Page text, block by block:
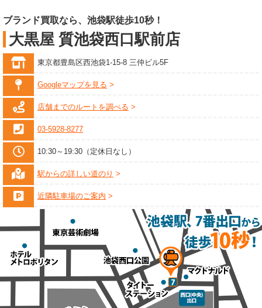
ブランド買取なら、池袋駅徒歩10秒！
大黒屋 質池袋西口駅前店
東京都豊島区西池袋1-15-8 三仲ビル5F
Googleマップを見る
店舗までのルートを調べる
03-5928-8277
10:30～19:30（定休日なし）
駅からの詳しい道のり
近隣駐車場のご案内